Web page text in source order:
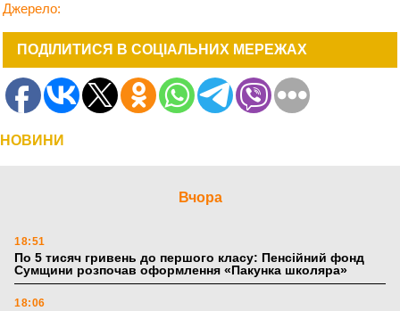
Джерело:
ПОДІЛИТИСЯ В СОЦІАЛЬНИХ МЕРЕЖАХ
НОВИНИ
Вчора
18:51
По 5 тисяч гривень до першого класу: Пенсійний фонд
Сумщини розпочав оформлення «Пакунка школяра»
18:06